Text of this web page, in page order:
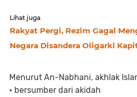
Lihat juga
Rakyat Pergi, Rezim Gagal
Negara Disandera Oligarki
Menurut An-Nabhani, akhlak
• bersumber dari akidah